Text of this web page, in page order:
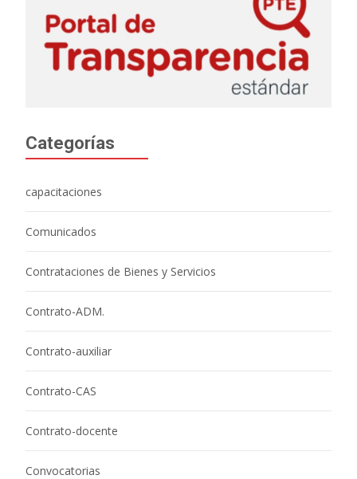
Categorías
capacitaciones
Comunicados
Contrataciones de Bienes y Servicios
Contrato-ADM.
Contrato-auxiliar
Contrato-CAS
Contrato-docente
Convocatorias